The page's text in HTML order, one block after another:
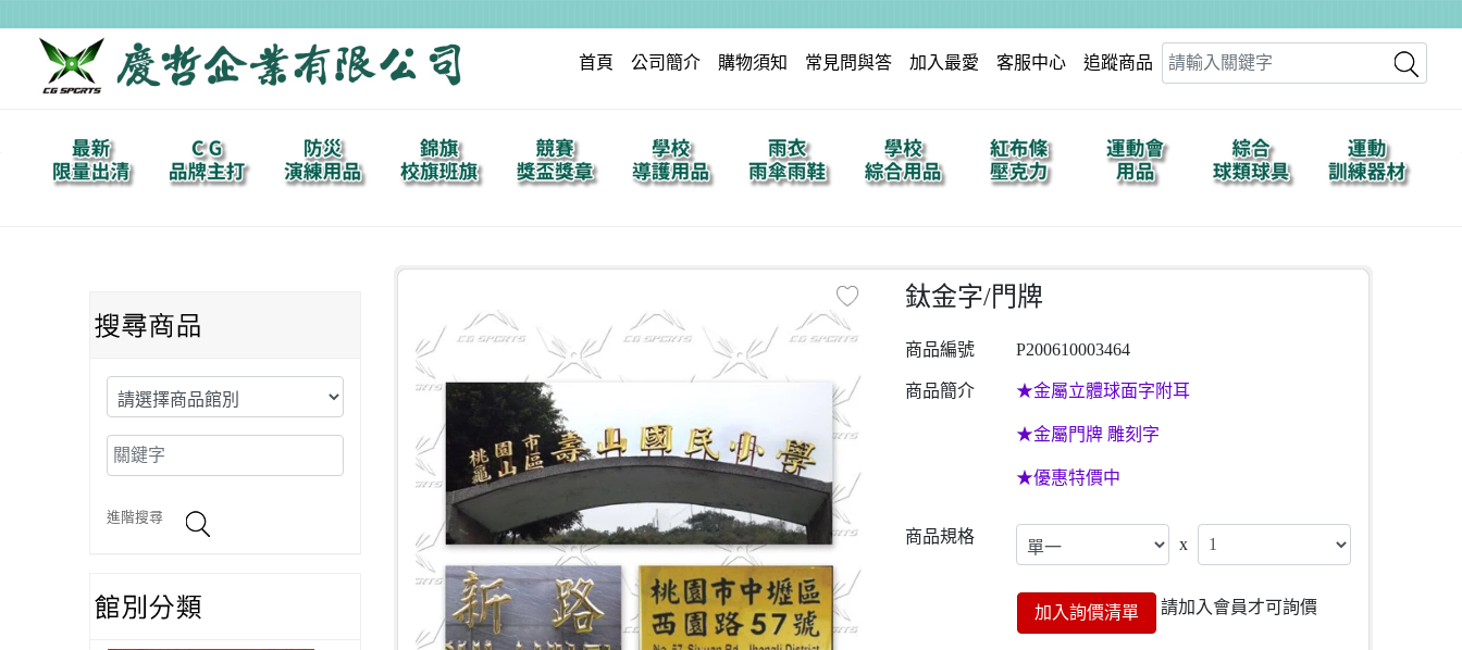
首頁 公司簡介 購物須知 常見問與答 加入最愛 客服中心 追蹤商品
Search
進階搜尋
鈦金字/門牌
商品編號 P200610003464
商品簡介 ★金屬立體球面字附耳
★金屬門牌 雕刻字
★優惠特價中
商品規格 x
加入詢價清單 請加入會員才可詢價